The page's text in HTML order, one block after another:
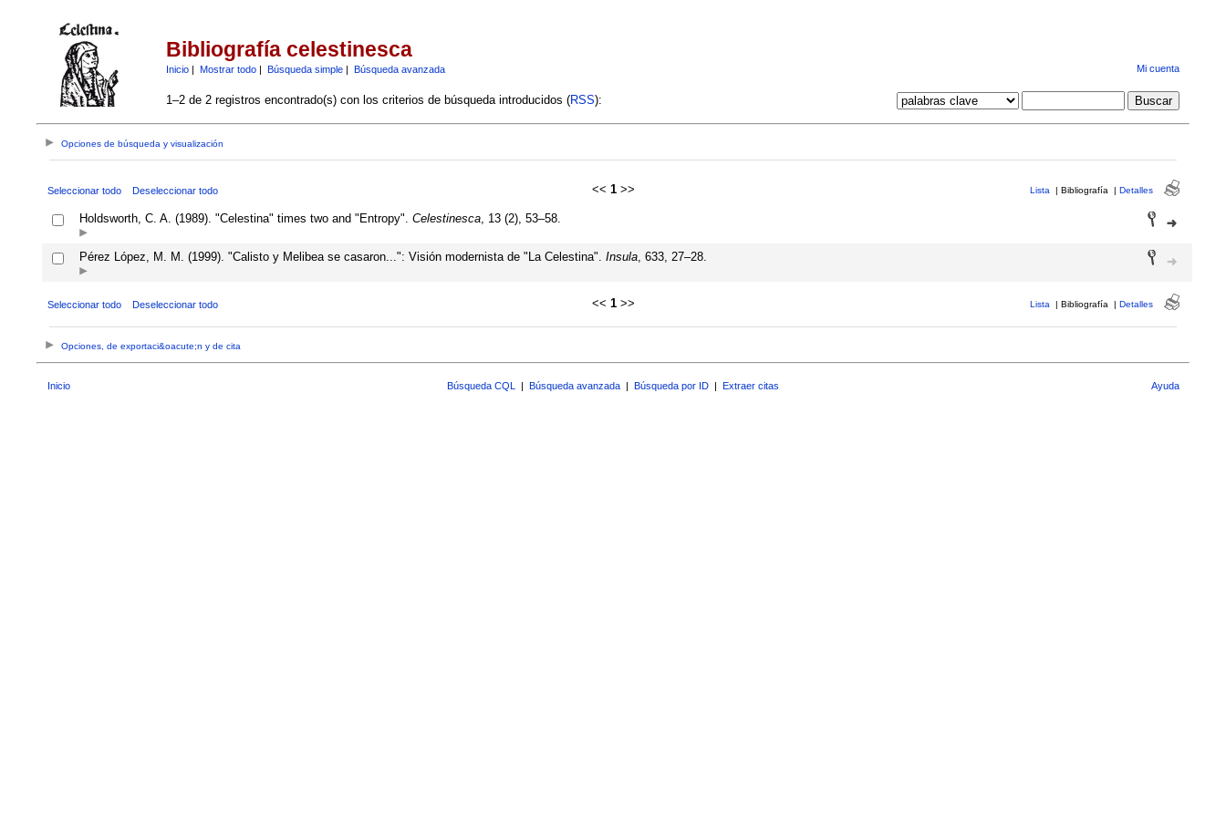
Bibliografía celestinesca
Inicio| Mostrar todo| Búsqueda simple| Búsqueda avanzada Mi cuenta
1–2 de 2 registros encontrado(s) con los criterios de búsqueda introducidos (RSS):
Opciones de búsqueda y visualización
Seleccionar todo Deseleccionar todo << 1>> Lista | Bibliografía | Detalles
Holdsworth, C. A. (1989). "Celestina" times two and "Entropy". Celestinesca, 13 (2), 53–58.
Pérez López, M. M. (1999). "Calisto y Melibea se casaron...": Visión modernista de "La Celestina". Insula, 633, 27–28.
Seleccionar todo Deseleccionar todo << 1>> Lista | Bibliografía | Detalles
Opciones, de exportaci&oacute;n y de cita
Inicio Búsqueda CQL | Búsqueda avanzada | Búsqueda por ID | Extraer citas Ayuda